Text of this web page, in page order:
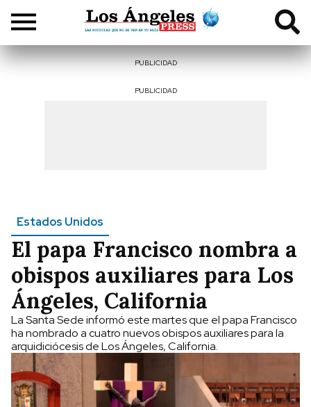
PUBLICIDAD
PUBLICIDAD
Estados Unidos
El papa Francisco nombra a
obispos auxiliares para Los
Ángeles, California
La Santa Sede informó este martes que el papa Francisco
ha nombrado a cuatro nuevos obispos auxiliares para la
arquidiciócesis de Los Ángeles, California.